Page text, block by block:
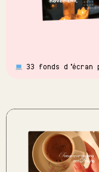
33 fonds d'écran